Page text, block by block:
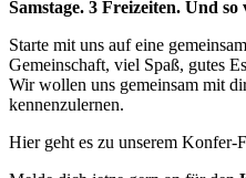
Samstage. 3 Freizeiten. Und so
Starte mit uns auf eine
Gemeinschaft, viel Spaß, gutes
Wir wollen uns gemeinsam mit
kennenzulernen.
Hier geht es zu unserem Konfer-